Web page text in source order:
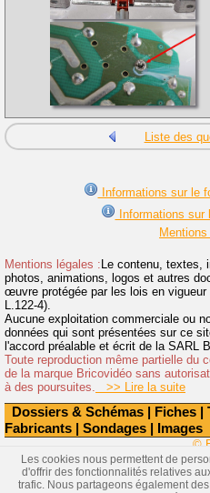
Dossiers & Schémas Fiches
Fabricants
Sondages Images
Liste des
Informations sur le
Informations sur
Mentions légales : Le contenu, textes,
photos, animations, logos et autres
œuvre protégée par les lois en
L.122-4).
Aucune exploitation commerciale ou
données qui sont présentées sur ce
l'accord préalable et écrit de la SARL
Toute reproduction même partielle du
de la marque Bricovidéo sans
à des poursuites. >> Lire la suite
©
Les cookies nous permettent de
d'offrir des fonctionnalités relatives
trafic. Nous partageons également